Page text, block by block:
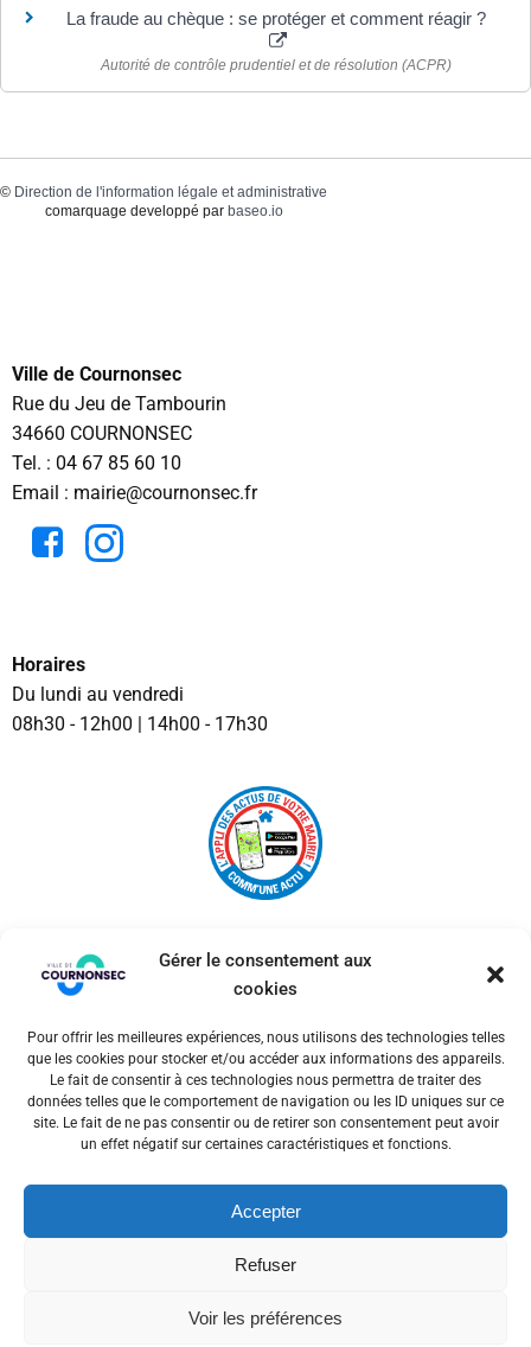
Gérer le consentement aux
cookies
Pour offrir les meilleures expériences, nous utilisons des technologies telles
que les cookies pour stocker et/ou accéder aux informations des appareils.
Le fait de consentir à ces technologies nous permettra de traiter des
données telles que le comportement de navigation ou les ID uniques sur ce
site. Le fait de ne pas consentir ou de retirer son consentement peut avoir
un effet négatif sur certaines caractéristiques et fonctions.
Accepter
Refuser
Voir les préférences
La fraude au chèque : se protéger et comment réagir ?
Autorité de contrôle prudentiel et de résolution (ACPR)
© Direction de l'information légale et administrative
comarquage developpé par baseo.io
Ville de Cournonsec
Rue du Jeu de Tambourin
34660 COURNONSEC
Tel. : 04 67 85 60 10
Email : mairie@cournonsec.fr
Horaires
Du lundi au vendredi
08h30 - 12h00 | 14h00 - 17h30
© 2026 Ville de Cournonsec. Un service proposé par
Comm'un Site
Mentions légales